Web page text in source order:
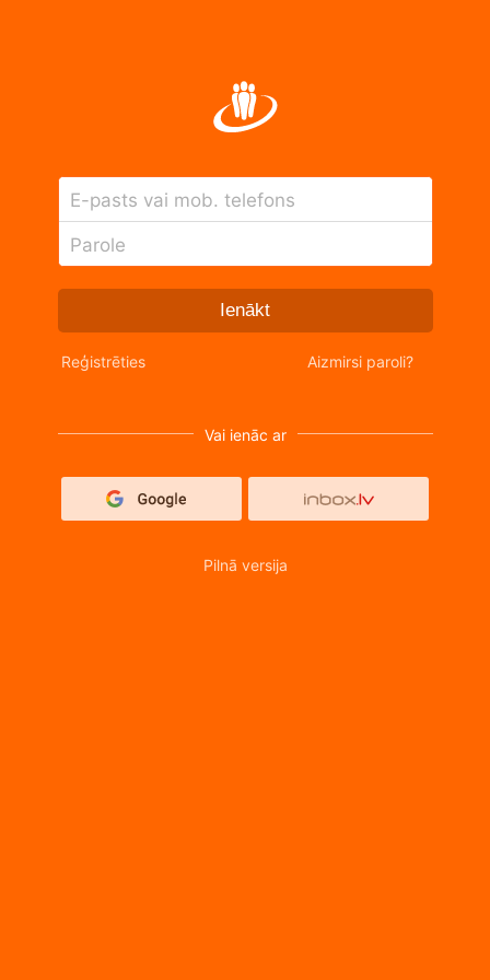
E-pasts vai mob. telefons
Parole
Ienākt
Reģistrēties Aizmirsi paroli?
Vai ienāc ar
Pilnā versija